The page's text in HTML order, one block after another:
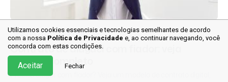
GESTÃO DE CONTRATOS
Contrato de aluguel com fiador: veja
modelo completo
Precisa alugar com fiador? Veja um modelo de contrato digital,
Utilizamos cookies essenciais e tecnologias semelhantes de acordo
com a nossa Política de Privacidade e, ao continuarnavegando, você
concorda com estas condições.
Aceitar Fechar